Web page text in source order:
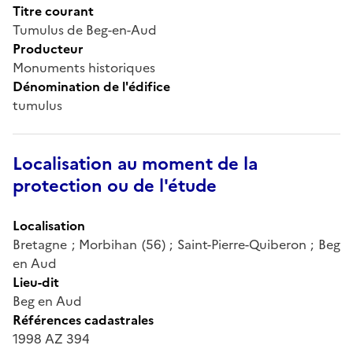
Titre courant
Tumulus de Beg-en-Aud
Producteur
Monuments historiques
Dénomination de l'édifice
tumulus
Localisation au moment de la
protection ou de l'étude
Localisation
Bretagne ; Morbihan (56) ; Saint-Pierre-Quiberon ; Beg
en Aud
Lieu-dit
Beg en Aud
Références cadastrales
1998 AZ 394